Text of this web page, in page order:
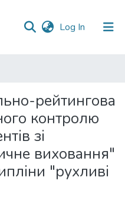
Log In (current)
рейтингова
контролю
зі
виховання"
"рухливі